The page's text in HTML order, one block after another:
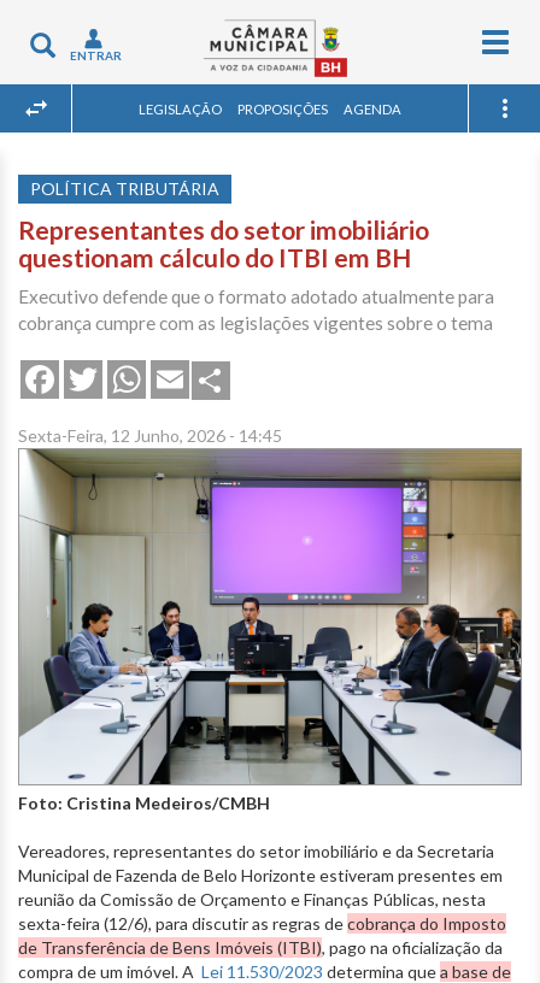
Toggle
navigation
ENTRAR
LEGISLAÇÃO PROPOSIÇÕES AGENDA
POLÍTICA TRIBUTÁRIA
Representantes do setor imobiliário
questionam cálculo do ITBI em BH
Executivo defende que o formato adotado atualmente para
cobrança cumpre com as legislações vigentes sobre o tema
FacebookTwitterWhatsApp
Email
Sexta-Feira, 12 Junho, 2026 - 14:45
Foto: Cristina Medeiros/CMBH
Vereadores, representantes do setor imobiliário e da Secretaria
Municipal de Fazenda de Belo Horizonte estiveram presentes em
reunião da Comissão de Orçamento e Finanças Públicas, nesta
sexta-feira (12/6), para discutir as regras decobrança do Imposto
de Transferência de Bens Imóveis (ITBI), pago na oficialização da
compra de um imóvel. A Lei 11.530/2023 determina quea base de